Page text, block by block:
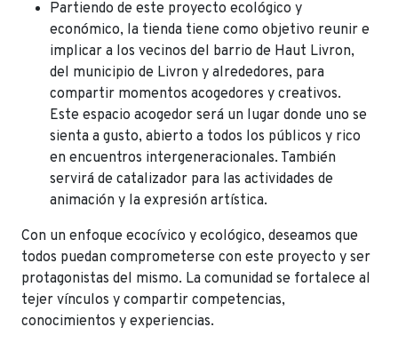
Partiendo de este proyecto ecológico y
económico, la tienda tiene como objetivo reunir e
implicar a los vecinos del barrio de Haut Livron,
del municipio de Livron y alrededores, para
compartir momentos acogedores y creativos.
Este espacio acogedor será un lugar donde uno se
sienta a gusto, abierto a todos los públicos y rico
en encuentros intergeneracionales. También
servirá de catalizador para las actividades de
animación y la expresión artística.
Con un enfoque ecocívico y ecológico, deseamos que
todos puedan comprometerse con este proyecto y ser
protagonistas del mismo. La comunidad se fortalece al
tejer vínculos y compartir competencias,
conocimientos y experiencias.